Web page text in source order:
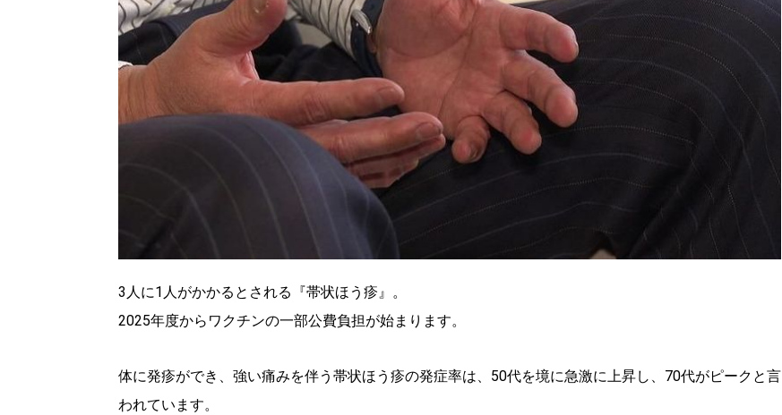
3人に1人がかかるとされる『帯状ほう疹』。
2025年度からワクチンの一部公費負担が始まります。
体に発疹ができ、強い痛みを伴う帯状ほう疹の発症率は、50代を境に急激に上昇し、70代がピークと言
われています。